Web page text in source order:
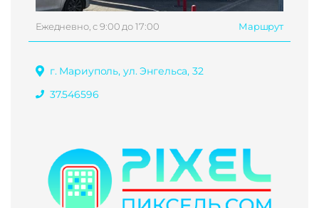
Ежедневно, с 9:00 до 17:00 Маршрут
г. Мариуполь, ул. Энгельса, 32
37.546596